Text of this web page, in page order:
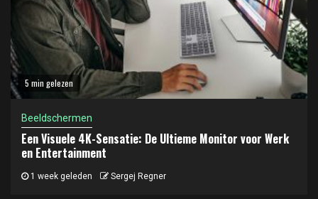
5 min gelezen
Beeldschermen
Een Visuele 4K-Sensatie: De Ultieme Monitor voor Werk
en Entertainment
1 week geleden Sergej Regner